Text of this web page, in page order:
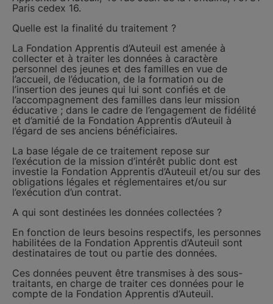
Paris cedex 16.
Quelle est la finalité du traitement ?
La Fondation Apprentis d’Auteuil est amenée à
collecter et à traiter les données à caractère
personnel des jeunes et des familles en vue de
l’accueil, de l’éducation, de la formation ou de
l’insertion des jeunes qui lui sont confiés et de
l’accompagnement des familles dans leur mission
éducative ; dans le cadre de l’engagement de fidélité
et d’amitié de la Fondation Apprentis d’Auteuil à
l’égard de ses anciens bénéficiaires.
La base légale de ce traitement repose sur
l’exécution de la mission d’intérêt public dont est
investie la Fondation Apprentis d’Auteuil et/ou sur des
obligations légales et réglementaires et/ou sur
l’exécution d’un contrat.
A qui sont destinées les données collectées ?
En fonction de leurs besoins respectifs, les personnes
habilitées de la Fondation Apprentis d’Auteuil sont
destinataires de tout ou partie des données.
Ces données peuvent être transmises à des sous-
traitants, en charge de traiter ces données pour le
compte de la Fondation Apprentis d’Auteuil.